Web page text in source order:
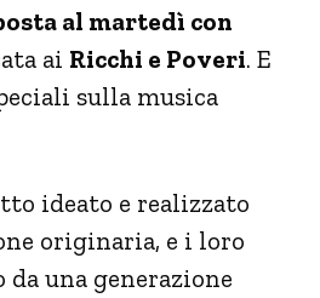
al martedì con
ai Ricchi e Poveri. E
sulla musica
ideato e realizzato
originaria, e i loro
una generazione